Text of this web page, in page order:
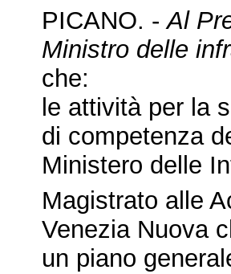
PICANO. -Al
Ministro delle
che:
le attività per la
di competenza
Ministero delle
Magistrato alle
Venezia Nuova
un piano